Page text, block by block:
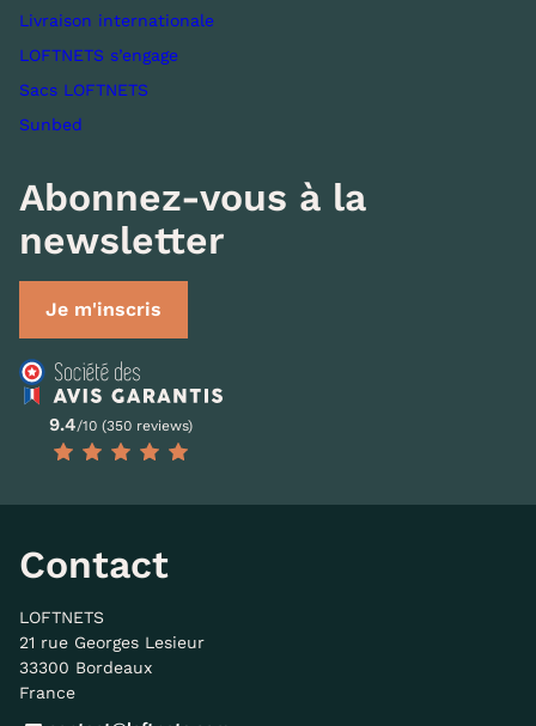
Livraison internationale
LOFTNETS s’engage
Sacs LOFTNETS
Sunbed
Abonnez-vous à la
newsletter
Je m'inscris
9.4/10 (350 reviews)
Contact
LOFTNETS
21 rue Georges Lesieur
33300 Bordeaux
France